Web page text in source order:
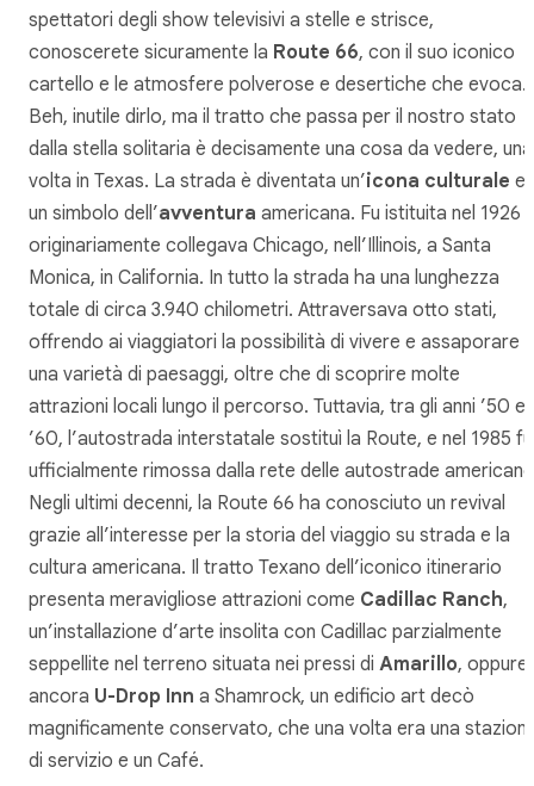
spettatori degli show televisivi a stelle e strisce,
conoscerete sicuramente la Route 66, con il suo iconico
cartello e le atmosfere polverose e desertiche che evoca.
Beh, inutile dirlo, ma il tratto che passa per il nostro stato
dalla stella solitaria è decisamente una cosa da vedere, una
volta in Texas. La strada è diventata un’icona culturale e
un simbolo dell’avventura americana. Fu istituita nel 1926
originariamente collegava Chicago, nell’Illinois, a Santa
Monica, in California. In tutto la strada ha una lunghezza
totale di circa 3.940 chilometri. Attraversava otto stati,
offrendo ai viaggiatori la possibilità di vivere e assaporare
una varietà di paesaggi, oltre che di scoprire molte
attrazioni locali lungo il percorso. Tuttavia, tra gli anni ’50 e
’60, l’autostrada interstatale sostituì la Route, e nel 1985 fu
ufficialmente rimossa dalla rete delle autostrade
Negli ultimi decenni, la Route 66 ha conosciuto un revival
grazie all’interesse per la storia del viaggio su strada e la
cultura americana. Il tratto Texano dell’iconico itinerario
presenta meravigliose attrazioni come Cadillac Ranch,
un’installazione d’arte insolita con Cadillac parzialmente
seppellite nel terreno situata nei pressi di Amarillo, oppure
ancora U-Drop Inn a Shamrock, un edificio art decò
magnificamente conservato, che una volta era una
di servizio e un Café.